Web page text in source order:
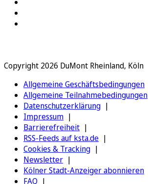
Copyright 2026 DuMont Rheinland, Köln
Allgemeine Geschäftsbedingungen
Allgemeine Teilnahmebedingungen
Datenschutzerklärung
Impressum
Barrierefreiheit
RSS-Feeds auf ksta.de
Cookies & Tracking
Newsletter
Kölner Stadt-Anzeiger abonnieren
FAQ